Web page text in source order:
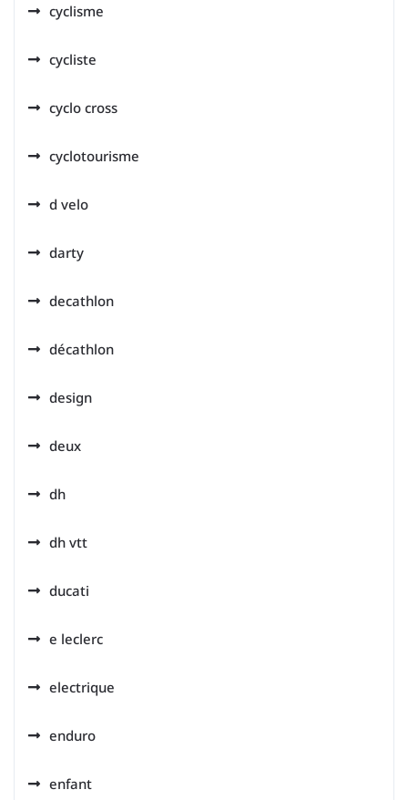
cyclisme
cycliste
cyclo cross
cyclotourisme
d velo
darty
decathlon
décathlon
design
deux
dh
dh vtt
ducati
e leclerc
electrique
enduro
enfant